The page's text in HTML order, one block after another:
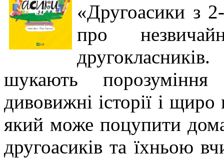
«Другоасики з
про
шукають
дивовижні історії і щиро
який може поцупити
другоасиків та їхньою